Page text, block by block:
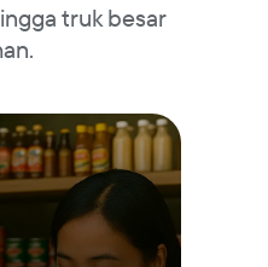
truk besar